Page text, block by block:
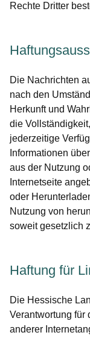
Rechte Dritter
Die Nachrichten
nach den
Herkunft und
die
jederzeitige
Informationen
aus der Nutzung
Internetseite
oder
Nutzung von
soweit gesetzlich
Haftung für
Die Hessische
Verantwortung für
anderer